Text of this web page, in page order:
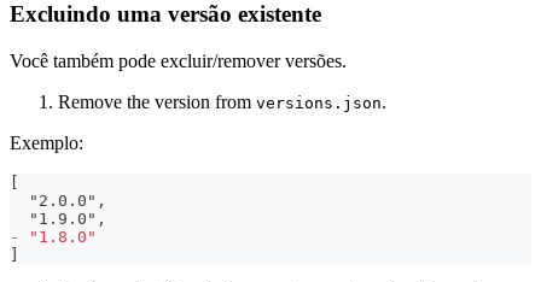
Excluindo uma versão existente
Você também pode excluir/remover versões.
Remove the version from versions.json.
Exemplo:
"2.0.0",
"1.9.0",
-
"1.8.0"